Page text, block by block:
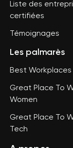
Liste des
certifiées
Témoignages
Les palmarès
Best Workplaces
Great Place To
Women
Great Place To
Tech